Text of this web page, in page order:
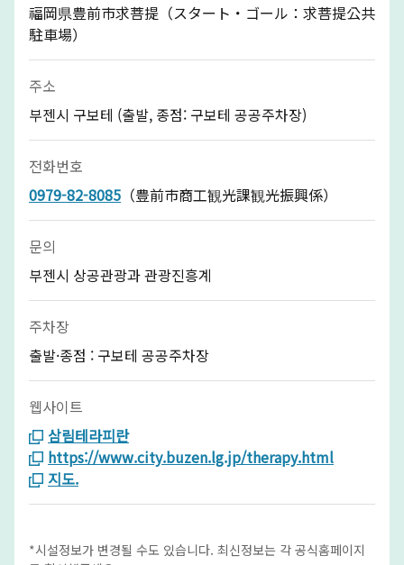
福岡県豊前市求菩提（スタート・ゴール：求菩提公共
駐車場）
주소
부젠시 구보테 (출발, 종점: 구보테 공공주차장)
전화번호
0979-82-8085 （豊前市商工観光課観光振興係）
문의
부젠시 상공관광과 관광진흥계
주차장
출발·종점 : 구보테 공공주차장
웹사이트
삼림테라피란
https://www.city.buzen.lg.jp/therapy.html
지도.
*시설정보가 변경될 수도 있습니다. 최신정보는 각 공식홈페이지